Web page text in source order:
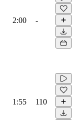
2:00 -
1:55 110